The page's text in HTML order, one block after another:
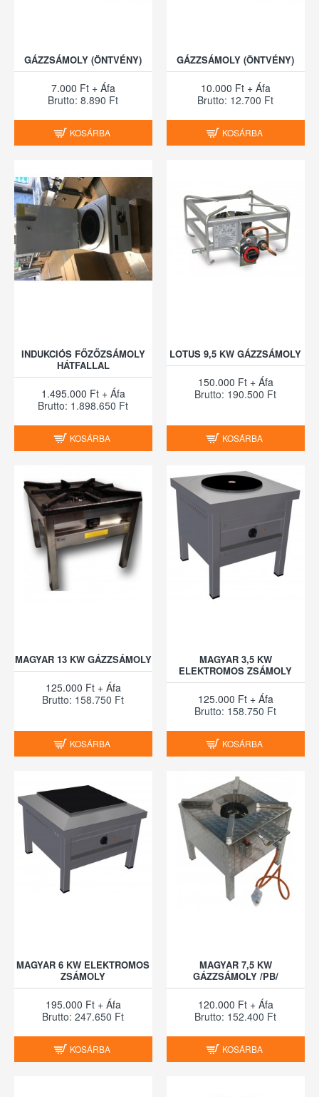
GÁZZSÁMOLY (ÖNTVÉNY)
7.000 Ft + Áfa
Brutto: 8.890 Ft
KOSÁRBA
GÁZZSÁMOLY (ÖNTVÉNY)
10.000 Ft + Áfa
Brutto: 12.700 Ft
KOSÁRBA
INDUKCIÓS FŐZŐZSÁMOLY
HÁTFALLAL
1.495.000 Ft + Áfa
Brutto: 1.898.650 Ft
KOSÁRBA
LOTUS 9,5 KW GÁZZSÁMOLY
150.000 Ft + Áfa
Brutto: 190.500 Ft
KOSÁRBA
MAGYAR 13 KW GÁZZSÁMOLY
125.000 Ft + Áfa
Brutto: 158.750 Ft
KOSÁRBA
MAGYAR 3,5 KW
ELEKTROMOS ZSÁMOLY
125.000 Ft + Áfa
Brutto: 158.750 Ft
KOSÁRBA
MAGYAR 6 KW ELEKTROMOS
ZSÁMOLY
195.000 Ft + Áfa
Brutto: 247.650 Ft
KOSÁRBA
MAGYAR 7,5 KW
GÁZZSÁMOLY /PB/
120.000 Ft + Áfa
Brutto: 152.400 Ft
KOSÁRBA